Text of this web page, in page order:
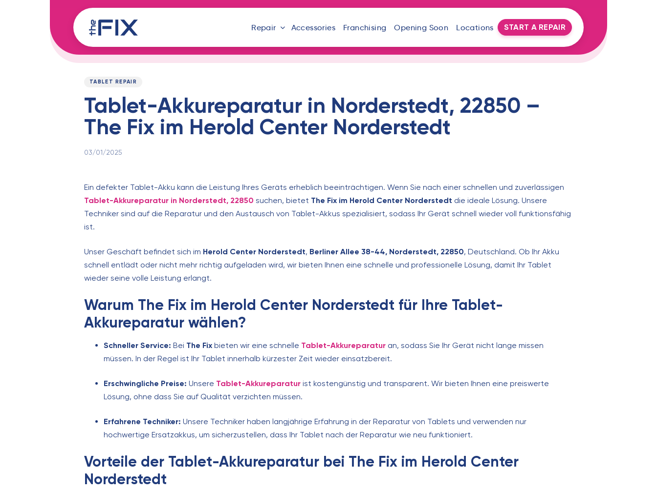
Repair Accessories Franchising Opening Soon Locations START A REPAIR
PUBLISHED
TABLET REPAIR
Tablet-Akkureparatur in Norderstedt, 22850 –
The Fix im Herold Center Norderstedt
03/01/2025
Ein defekter Tablet-Akku kann die Leistung Ihres Geräts erheblich beeinträchtigen. Wenn Sie nach einer schnellen und zuverlässigen
Tablet-Akkureparatur in Norderstedt, 22850 suchen, bietet The Fix im Herold Center Norderstedt die ideale Lösung. Unsere
Techniker sind auf die Reparatur und den Austausch von Tablet-Akkus spezialisiert, sodass Ihr Gerät schnell wieder voll funktionsfähig
ist.
Unser Geschäft befindet sich im Herold Center Norderstedt, Berliner Allee 38-44, Norderstedt, 22850, Deutschland. Ob Ihr Akku
schnell entlädt oder nicht mehr richtig aufgeladen wird, wir bieten Ihnen eine schnelle und professionelle Lösung, damit Ihr Tablet
wieder seine volle Leistung erlangt.
Warum The Fix im Herold Center Norderstedt für Ihre Tablet-
Akkureparatur wählen?
Schneller Service: Bei The Fix bieten wir eine schnelle Tablet-Akkureparatur an, sodass Sie Ihr Gerät nicht lange missen
müssen. In der Regel ist Ihr Tablet innerhalb kürzester Zeit wieder einsatzbereit.
Erschwingliche Preise: Unsere Tablet-Akkureparatur ist kostengünstig und transparent. Wir bieten Ihnen eine preiswerte
Lösung, ohne dass Sie auf Qualität verzichten müssen.
Erfahrene Techniker: Unsere Techniker haben langjährige Erfahrung in der Reparatur von Tablets und verwenden nur
hochwertige Ersatzakkus, um sicherzustellen, dass Ihr Tablet nach der Reparatur wie neu funktioniert.
Vorteile der Tablet-Akkureparatur bei The Fix im Herold Center
Norderstedt